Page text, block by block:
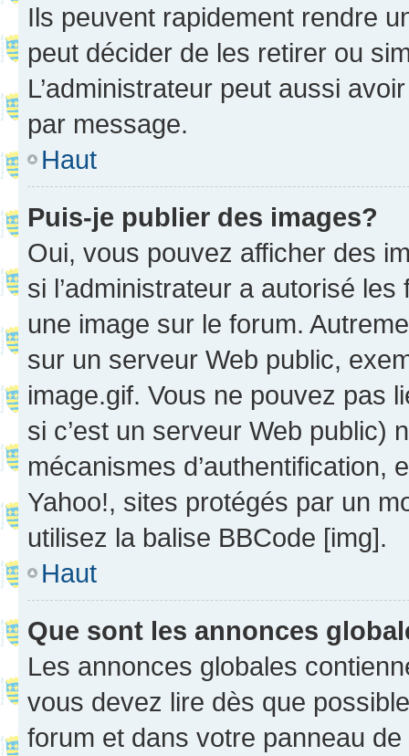
Ils peuvent rapidement rendre
peut décider de les retirer ou
L’administrateur peut aussi
par message.
Haut
Puis-je publier des images?
Oui, vous pouvez afficher des
si l’administrateur a autorisé
une image sur le forum.
sur un serveur Web public,
image.gif. Vous ne pouvez pas
si c’est un serveur Web public)
mécanismes d’authentification,
Yahoo!, sites protégés par un
utilisez la balise BBCode [img].
Haut
Que sont les annonces
Les annonces globales
vous devez lire dès que
forum et dans votre panneau